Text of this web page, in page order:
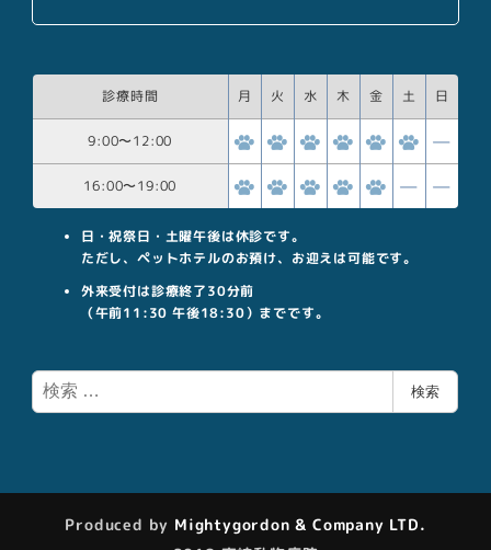
診療時間 月 火 水 木 金 土 日
9:00〜12:00
16:00〜19:00
日・祝祭日・土曜午後は休診です。
ただし、ペットホテルのお預け、お迎えは可能です。
外来受付は診療終了30分前
（午前11:30 午後18:30）までです。
検
索
検索
Produced by Mightygordon & Company LTD.